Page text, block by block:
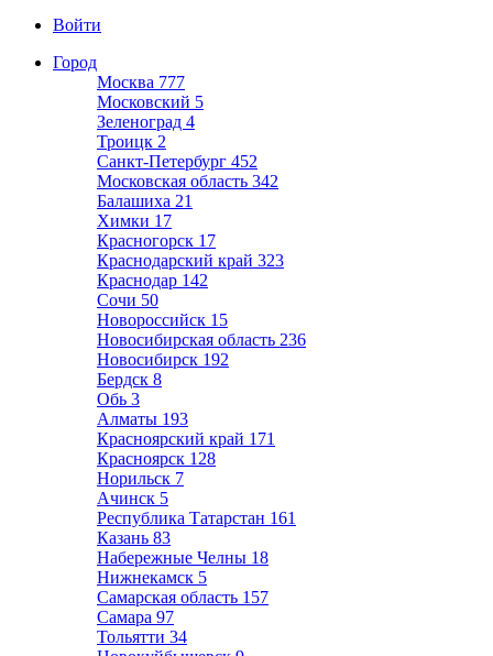
Войти
Город
Москва 777
Московский 5
Зеленоград 4
Троицк 2
Санкт-Петербург 452
Московская область 342
Балашиха 21
Химки 17
Красногорск 17
Краснодарский край 323
Краснодар 142
Сочи 50
Новороссийск 15
Новосибирская область 236
Новосибирск 192
Бердск 8
Обь 3
Алматы 193
Красноярский край 171
Красноярск 128
Норильск 7
Ачинск 5
Республика Татарстан 161
Казань 83
Набережные Челны 18
Нижнекамск 5
Самарская область 157
Самара 97
Тольятти 34